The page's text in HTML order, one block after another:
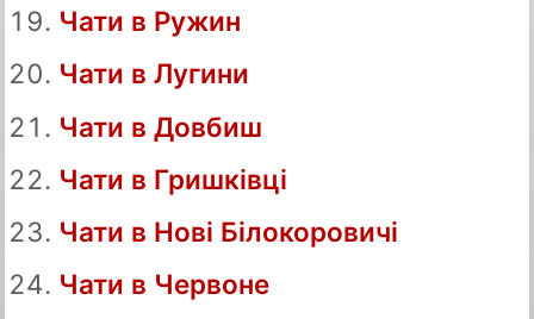
Чати в Ружин
Чати в Лугини
Чати в Довбиш
Чати в Гришківці
Чати в Нові Білокоровичі
Чати в Червоне